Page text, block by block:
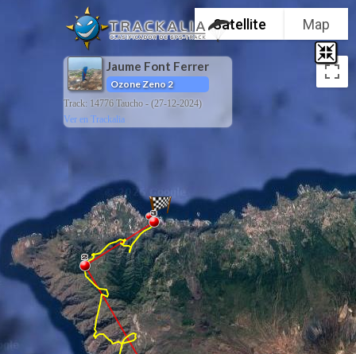
Jaume Font Ferrer
Ozone Zeno 2
Track: 14776 Taucho - (27-12-2024)
Ver en Trackalia
Satellite Map